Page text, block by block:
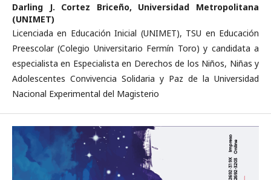
Darling J. Cortez Briceño, Universidad Metropolitana
(UNIMET)
Licenciada en Educación Inicial (UNIMET), TSU en Educación
Preescolar (Colegio Universitario Fermín Toro) y candidata a
especialista en Especialista en Derechos de los Niños, Niñas y
Adolescentes Convivencia Solidaria y Paz de la Universidad
Nacional Experimental del Magisterio